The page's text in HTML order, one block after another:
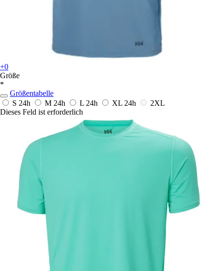
+0
Größe
*
Größentabelle
S 24h M 24h L 24h XL 24h
2XL
Dieses Feld ist erforderlich